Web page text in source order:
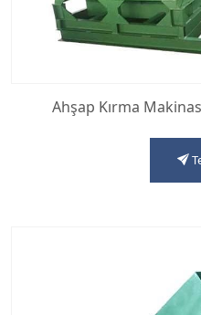
Ahşap Kırma